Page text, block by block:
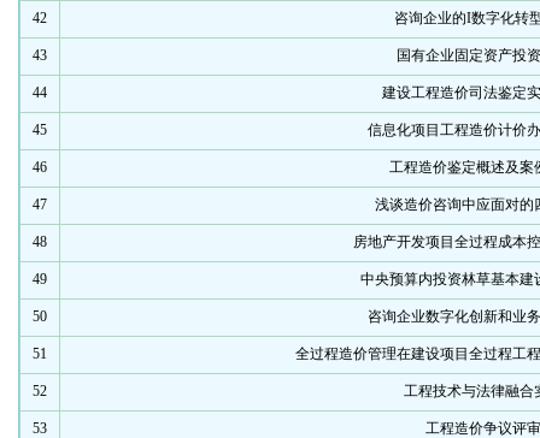
42 咨询企业的I数字化转
43 国有企业固定资产投
44 建设工程造价司法鉴定
45 信息化项目工程造价计价
46 工程造价鉴定概述及案
47 浅谈造价咨询中应面对的
48 房地产开发项目全过程成本
49 中央预算内投资林草基本建
50 咨询企业数字化创新和业
51 全过程造价管理在建设项目全过程工
52 工程技术与法律融合
53 工程造价争议评审